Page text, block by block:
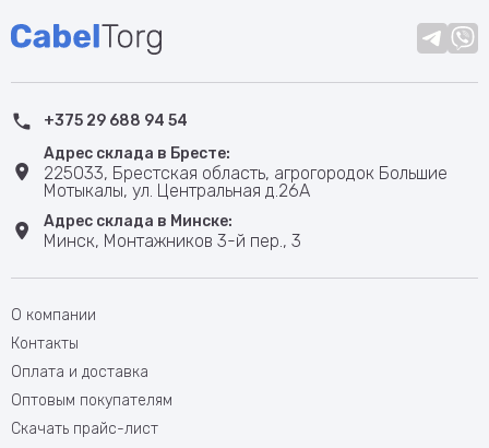
+375 29 688 94 54
Адрес склада в Бресте:
225033, Брестская область, агрогородок Большие
Мотыкалы, ул. Центральная д.26А
Адрес склада в Минске:
Минск, Монтажников 3-й пер., 3
О компании
Контакты
Оплата и доставка
Оптовым покупателям
Скачать прайс-лист